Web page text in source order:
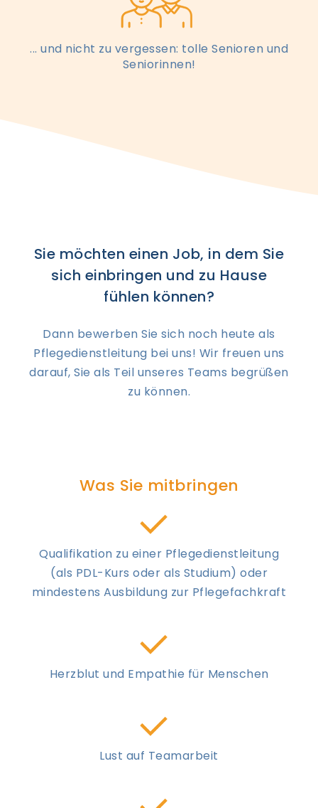
... und nicht zu vergessen: tolle Senioren und
Seniorinnen!
Sie möchten einen Job, in dem Sie
sich einbringen und zu Hause
fühlen können?
Dann bewerben Sie sich noch heute als
Pflegedienstleitung bei uns! Wir freuen uns
darauf, Sie als Teil unseres Teams begrüßen
zu können.
Was Sie mitbringen
Qualifikation zu einer Pflegedienstleitung
(als PDL-Kurs oder als Studium) oder
mindestens Ausbildung zur Pflegefachkraft
Herzblut und Empathie für Menschen
Lust auf Teamarbeit